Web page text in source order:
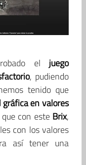
el juego
, pudiendo
tenido que
en valores
con este Brix,
con los valores
así tener una